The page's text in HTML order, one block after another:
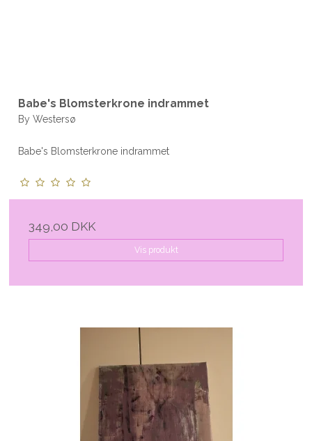
Babe's Blomsterkrone indrammet
By Westersø
Babe's Blomsterkrone indrammet
349,00 DKK
Vis produkt